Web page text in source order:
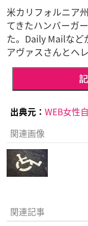
米カリフォルニア
てきたハンバーガ
た。Daily Mailなど
アヴァスさんとヘ
出典元： WEB女性
関連画像
関連記事